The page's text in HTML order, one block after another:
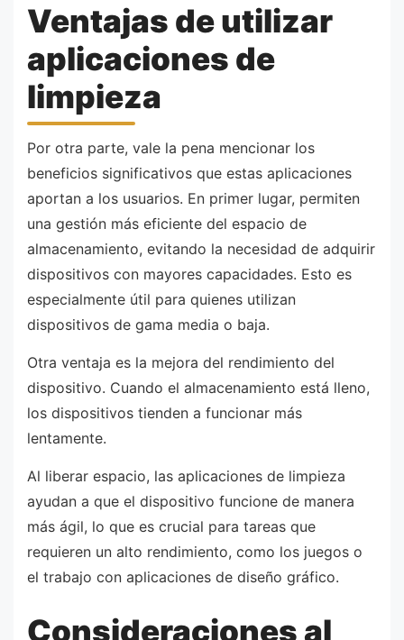
Ventajas de utilizar
aplicaciones de
limpieza
Por otra parte, vale la pena mencionar los
beneficios significativos que estas aplicaciones
aportan a los usuarios. En primer lugar, permiten
una gestión más eficiente del espacio de
almacenamiento, evitando la necesidad de adquirir
dispositivos con mayores capacidades. Esto es
especialmente útil para quienes utilizan
dispositivos de gama media o baja.
Otra ventaja es la mejora del rendimiento del
dispositivo. Cuando el almacenamiento está lleno,
los dispositivos tienden a funcionar más
lentamente.
Al liberar espacio, las aplicaciones de limpieza
ayudan a que el dispositivo funcione de manera
más ágil, lo que es crucial para tareas que
requieren un alto rendimiento, como los juegos o
el trabajo con aplicaciones de diseño gráfico.
Consideraciones al